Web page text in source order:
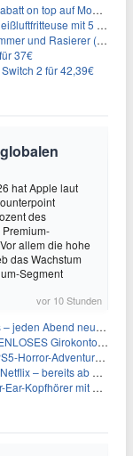
Mode- und Sport-Artikel
mit 5 Litern für 64,99€
(All in One) für 16€
37€
2 für 42,39€
hat Apple laut
des
allem die hohe
das Wachstum
Segment
vor 10 Stunden
neue Deals zum Stöbern
– 50€ schon nach 1 Woche!
Adventure für 27,99€
ab 9€/Monat (statt 17,99€)
mit ANC für 149,99€